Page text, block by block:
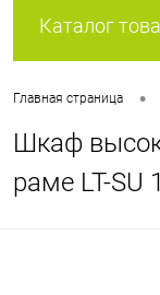
Каталог
Главная страница •
Шкаф
раме LT-SU